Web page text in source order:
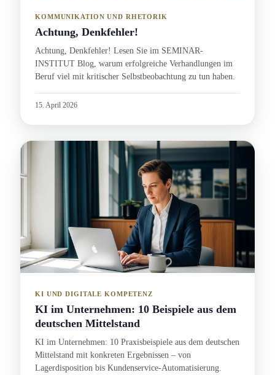
KOMMUNIKATION UND RHETORIK
Achtung, Denkfehler!
Achtung, Denkfehler! Lesen Sie im SEMINAR-
INSTITUT Blog, warum erfolgreiche Verhandlung­en im
Beruf viel mit kritischer Selbstbeobachtung zu tun haben.
15. April 2026
KI UND DIGITALE KOMPETENZ
KI im Unternehmen: 10 Beispiele aus dem
deutschen Mittelstand
KI im Unternehmen: 10 Praxisbeispiele aus dem deutschen
Mittelstand mit konkreten Ergebnissen – von
Lagerdisposition bis Kundenservice-Automatisierung.